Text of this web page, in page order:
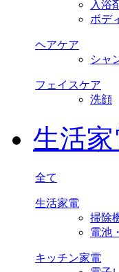
入浴
ボデ
ヘアケア
シャ
フェイスケア
洗顔
生活
全て
生活家電
掃除
電池
キッチン家電